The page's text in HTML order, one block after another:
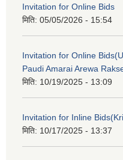
Invitation for Online Bids
मिति: 05/05/2026 - 15:54
Invitation for Online
Paudi Amarai Arewa
मिति: 10/19/2025 - 13:09
Invitation for Inline
मिति: 10/17/2025 - 13:37